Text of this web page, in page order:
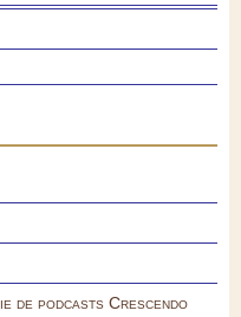
de podcasts Crescendo